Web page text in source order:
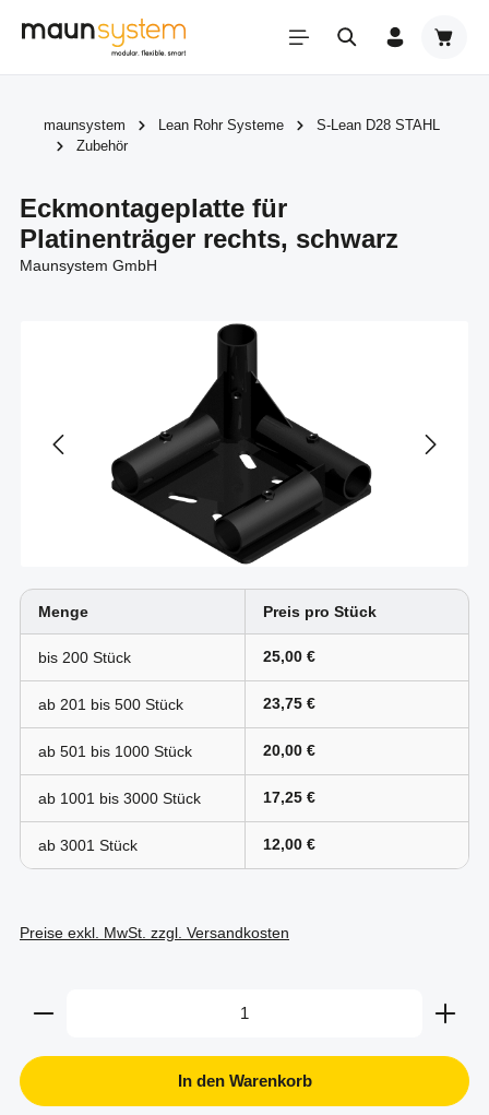
Zum Hauptinhalt springen
maunsystem Lean Rohr Systeme
S-Lean D28 STAHL
Zubehör
Eckmontageplatte für
Platinenträger rechts, schwarz
Maunsystem GmbH
Menge Preis pro Stück
bis 200 25,00 €
ab 201 bis 500 23,75 €
ab 501 bis 1000 20,00 €
ab 1001 bis 3000 17,25 €
ab 3001 12,00 €
Preise exkl. MwSt. zzgl. Versandkosten
Produkt Anzahl: Gib den gewünschten Wert ein
In den Warenkorb